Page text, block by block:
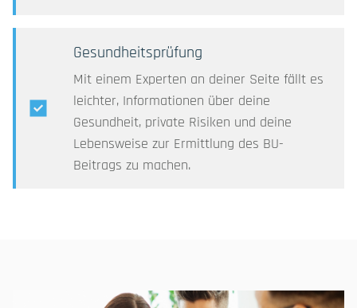
Gesundheitsprüfung
Mit einem Experten an deiner Seite fällt es
leichter, Informationen über deine
Gesundheit, private Risiken und deine
Lebensweise zur Ermittlung des BU-
Beitrags zu machen.